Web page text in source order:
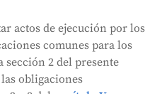
Si los
normas comunes, se
de la ley. Si no lo
cumplen los requisitos
actos de ejecución por los
comunes para los
sección 2 del presente
obligaciones